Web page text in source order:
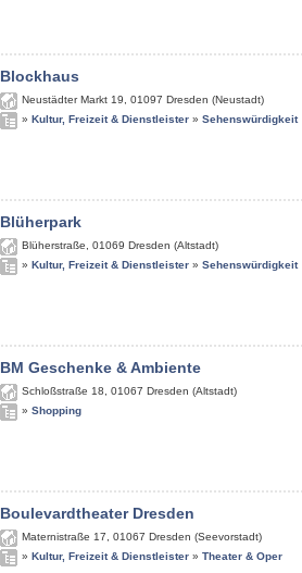
Blockhaus
Neustädter Markt 19 01097 Dresden (Neustadt)
» Kultur, Freizeit & Dienstleister » Sehenswürdigkeit
Blüherpark
Blüherstraße 01069 Dresden (Altstadt)
» Kultur, Freizeit & Dienstleister » Sehenswürdigkeit
BM Geschenke & Ambiente
Schloßstraße 18 01067 Dresden (Altstadt)
» Shopping
Boulevardtheater Dresden
Maternistraße 17 01067 Dresden (Seevorstadt)
» Kultur, Freizeit & Dienstleister » Theater & Oper